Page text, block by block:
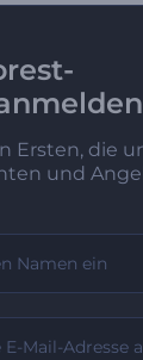
Ersten, die
und